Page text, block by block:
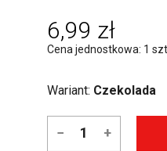
6,99 zł
Cena jednostkowa: 1
Wariant: Czekolada
− +